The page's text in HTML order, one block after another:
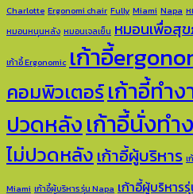
Charlotte Ergonomi chair Fully Miami Napa ห
หมอนหนุนหลัง หมอนเจลเย็น หมอนเพื่อสุ
เก้าอี้ Ergonomic เก้าอี้
คอมพิวเตอร์เก้าอี้ทำง
ปวดหลังเก้าอี้นั่งทำ
ไม่ปวดหลังเก้าอี้ผู้บริหาร เ
Miami เก้าอี้ผู้บริหาร รุ่น Napa เก้าอี้ผู้บริหา